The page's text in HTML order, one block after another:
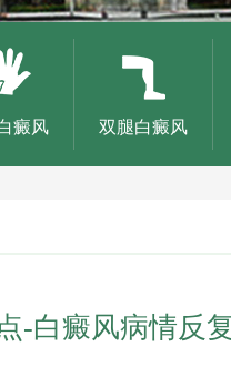
癜风 双腿白癜风
-白癜风病情反